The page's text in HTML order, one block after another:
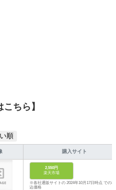
ちら】
順
購入サイト
2,550円
楽天市場
※各社通販サイトの 2024年10月17日時点 での税
込価格